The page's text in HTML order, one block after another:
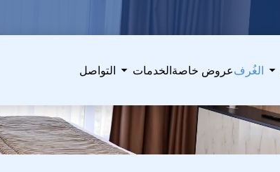
الغُرفعروض خاصةالخدمات التواصل